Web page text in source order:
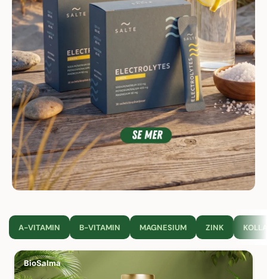
A-VITAMIN B-VITAMIN MAGNESIUM ZINK
BioSalma